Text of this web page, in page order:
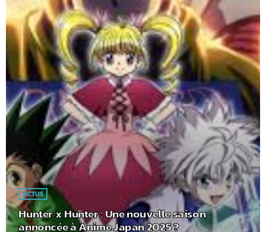
ACTUS
Hunter x Hunter : Une nouvelle saison
annoncée à Anime Japan 2025 ?